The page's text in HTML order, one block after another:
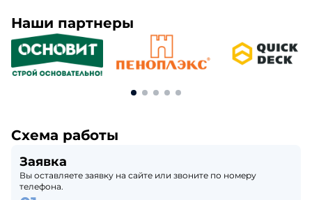
Наши партнеры
Схема работы
Заявка
Вы оставляете заявку на сайте или звоните по номеру
телефона.